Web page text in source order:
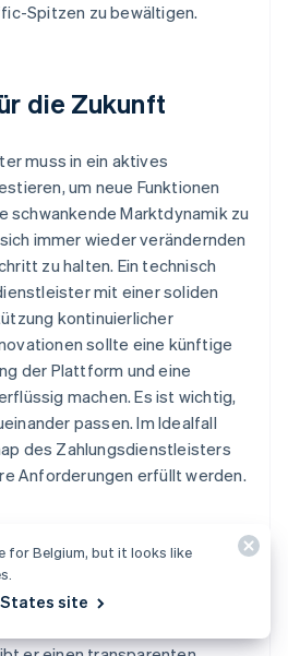
Spitzen zu bewältigen.
die Zukunft
muss in ein aktives
um neue Funktionen
schwankende Marktdynamik zu
immer wieder verändernden
zu halten. Ein technisch
mit einer soliden
kontinuierlicher
sollte eine künftige
der Plattform und eine
machen. Es ist wichtig,
passen. Im Idealfall
des Zahlungsdienstleisters
Anforderungen erfüllt werden.
for Belgium, but it looks like
site